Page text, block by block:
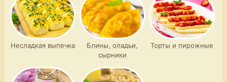
Несладкая выпечка
Блины, оладьи,
сырники
Торты и пирожные